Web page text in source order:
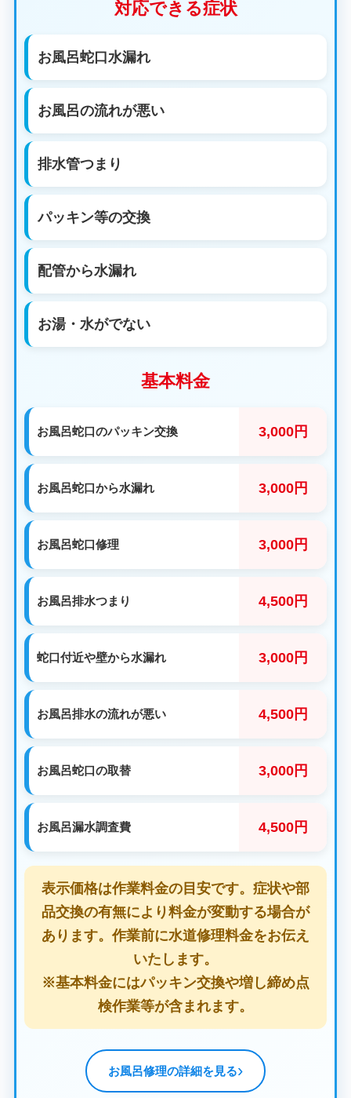
対応できる症状
お風呂蛇口水漏れ
お風呂の流れが悪い
排水管つまり
パッキン等の交換
配管から水漏れ
お湯・水がでない
基本料金
お風呂蛇口のパッキン交換 3,000円
お風呂蛇口から水漏れ 3,000円
お風呂蛇口修理 3,000円
お風呂排水つまり 4,500円
蛇口付近や壁から水漏れ 3,000円
お風呂排水の流れが悪い 4,500円
お風呂蛇口の取替 3,000円
お風呂漏水調査費 4,500円
表示価格は作業料金の目安です。症状や部
品交換の有無により料金が変動する場合が
あります。作業前に水道修理料金をお伝え
いたします。
※基本料金にはパッキン交換や増し締め点
検作業等が含まれます。
お風呂修理の詳細を見る